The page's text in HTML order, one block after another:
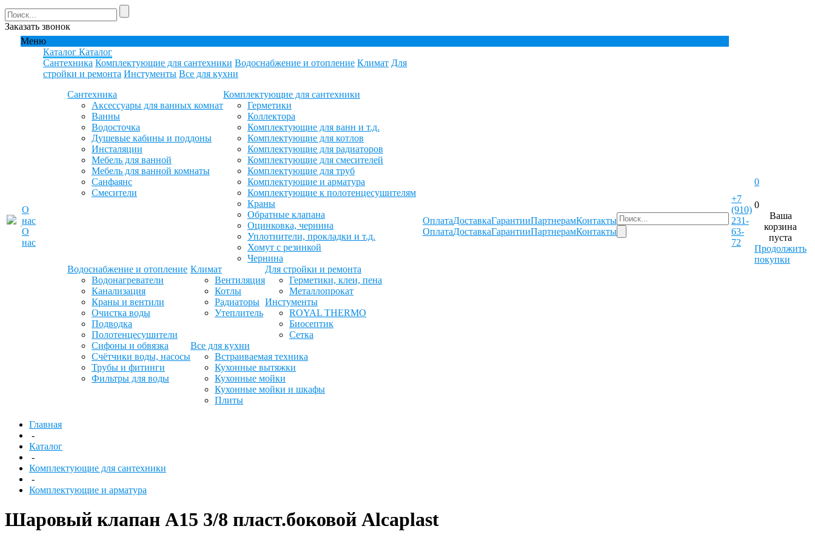
Заказать звонок
Меню
О
нас
О
нас
Каталог Каталог
Сантехника Комплектующие для сантехники Водоснабжение и отопление Климат Для
стройки и ремонта Инстументы Все для кухни
Сантехника
Аксессуары для ванных комнат
Ванны
Водосточка
Душевые кабины и поддоны
Инсталяции
Мебель для ванной
Мебель для ванной комнаты
Санфаянс
Смесители
Комплектующие для сантехники
Герметики
Коллектора
Комплектующие для ванн и т.д.
Комплектующие для котлов
Комплектующие для радиаторов
Комплектующие для смесителей
Комплектующие для труб
Комплектующие и арматура
Комплектующие к полотенцесушителям
Краны
Обратные клапана
Оцинковка, чернина
Уплотнители, прокладки и т.д.
Хомут с резинкой
Чернина
Водоснабжение и отопление
Водонагреватели
Канализация
Краны и вентили
Очистка воды
Подводка
Полотенцесушители
Сифоны и обвязка
Счётчики воды, насосы
Трубы и фитинги
Фильтры для воды
Климат
Вентиляция
Котлы
Радиаторы
Утеплитель
Для стройки и ремонта
Герметики, клеи, пена
Металлопрокат
Инстументы
ROYAL THERMO
Биосептик
Сетка
Все для кухни
Встраиваемая техника
Кухонные вытяжки
Кухонные мойки
Кухонные мойки и шкафы
Плиты
Оплата
Оплата
Доставка
Доставка
Гарантии
Гарантии
Партнерам
Партнерам
Контакты
Контакты
+7
(910)
231-
63-
72
0
0
Ваша
корзина
пуста
Продолжить
покупки
Главная
-
Каталог
-
Комплектующие для сантехники
-
Комплектующие и арматура
Шаровый клапан А15 3/8 пласт.боковой Alcaplast